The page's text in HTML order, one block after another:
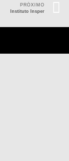
PRÓXIMO
Instituto Insper